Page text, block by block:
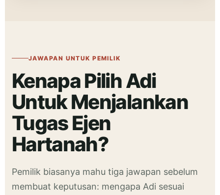
JAWAPAN UNTUK PEMILIK
Kenapa Pilih Adi
Untuk Menjalankan
Tugas Ejen
Hartanah?
Pemilik biasanya mahu tiga jawapan sebelum
membuat keputusan: mengapa Adi sesuai